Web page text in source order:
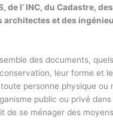
de l’ INC, du Cadastre,
architectes et des
des documents,
leur forme et
personne physique ou
public ou privé dans
de se ménager des